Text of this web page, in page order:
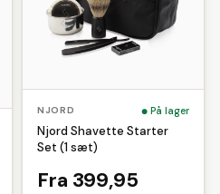
NJORD På lager
Njord Shavette Starter
Set (1 sæt)
Fra 399,95